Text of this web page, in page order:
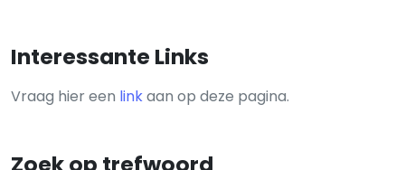
Interessante Links
Vraag hier een linkaan op deze pagina.
Zoek op trefwoord